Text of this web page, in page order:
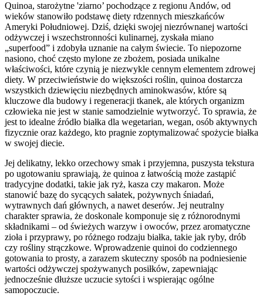
Quinoa, starożytne 'ziarno’ pochodzące z regionu Andów, od
wieków stanowiło podstawę diety rdzennych mieszkańców
Ameryki Południowej. Dziś, dzięki swojej niezrównanej wartości
odżywczej i wszechstronności kulinarnej, zyskała miano
„superfood” i zdobyła uznanie na całym świecie. To niepozorne
nasiono, choć często mylone ze zbożem, posiada unikalne
właściwości, które czynią je niezwykle cennym elementem zdrowej
diety. W przeciwieństwie do większości roślin, quinoa dostarcza
wszystkich dziewięciu niezbędnych aminokwasów, które są
kluczowe dla budowy i regeneracji tkanek, ale których organizm
człowieka nie jest w stanie samodzielnie wytworzyć. To sprawia, że
jest to idealne źródło białka dla wegetarian, wegan, osób aktywnych
fizycznie oraz każdego, kto pragnie zoptymalizować spożycie białka
w swojej diecie.
Jej delikatny, lekko orzechowy smak i przyjemna, puszysta tekstura
po ugotowaniu sprawiają, że quinoa z łatwością może zastąpić
tradycyjne dodatki, takie jak ryż, kasza czy makaron. Może
stanowić bazę do sycących sałatek, pożywnych śniadań,
wytrawnych dań głównych, a nawet deserów. Jej neutralny
charakter sprawia, że doskonale komponuje się z różnorodnymi
składnikami – od świeżych warzyw i owoców, przez aromatyczne
zioła i przyprawy, po różnego rodzaju białka, takie jak ryby, drób
czy rośliny strączkowe. Wprowadzenie quinoi do codziennego
gotowania to prosty, a zarazem skuteczny sposób na podniesienie
wartości odżywczej spożywanych posiłków, zapewniając
jednocześnie dłuższe uczucie sytości i wspierając ogólne
samopoczucie.